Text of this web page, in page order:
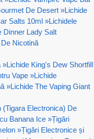
De Desert »Lichide
Salts 10ml »Lichidele
Dinner Lady Salt
Nicotină
»Lichide King's Dew Shortfill
Vape »Lichide
»Lichide The Vaping Giant
(Tigara Electronica) De
Banana Ice »Țigări
»Țigări Electronice și